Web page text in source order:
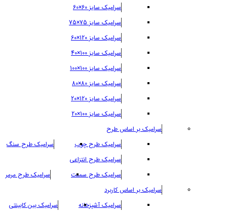
سرامیک سایز 60×60
سرامیک سایز 75×75
سرامیک سایز 120×60
سرامیک سایز 100×40
سرامیک سایز 100×100
سرامیک سایز 80×80
سرامیک سایز 120×20
سرامیک سایز 100×20
سرامیک بر اساس طرح
سرامیک طرح چوب
سرامیک طرح سنگ
سرامیک طرح انتزاعی
سرامیک طرح سمنت
سرامیک طرح مرمر
سرامیک بر اساس کاربرد
سرامیک آشپزخانه
سرامیک بین کابینتی